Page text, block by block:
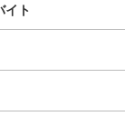
イト